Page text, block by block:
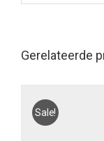
Gerelateerde
Sale!